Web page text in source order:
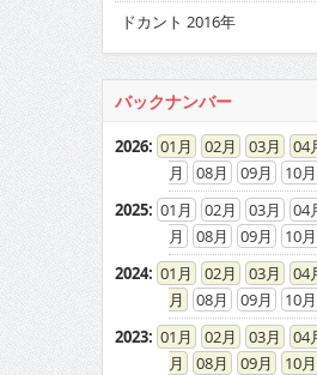
ドカント 2016年
バックナンバー
2026: 01 02 03 04
08
09 10
2025: 01 02 03 04
08
09 10
2024: 01 02 03 04
08
09 10
2023: 01 02 03 04
08
09 10